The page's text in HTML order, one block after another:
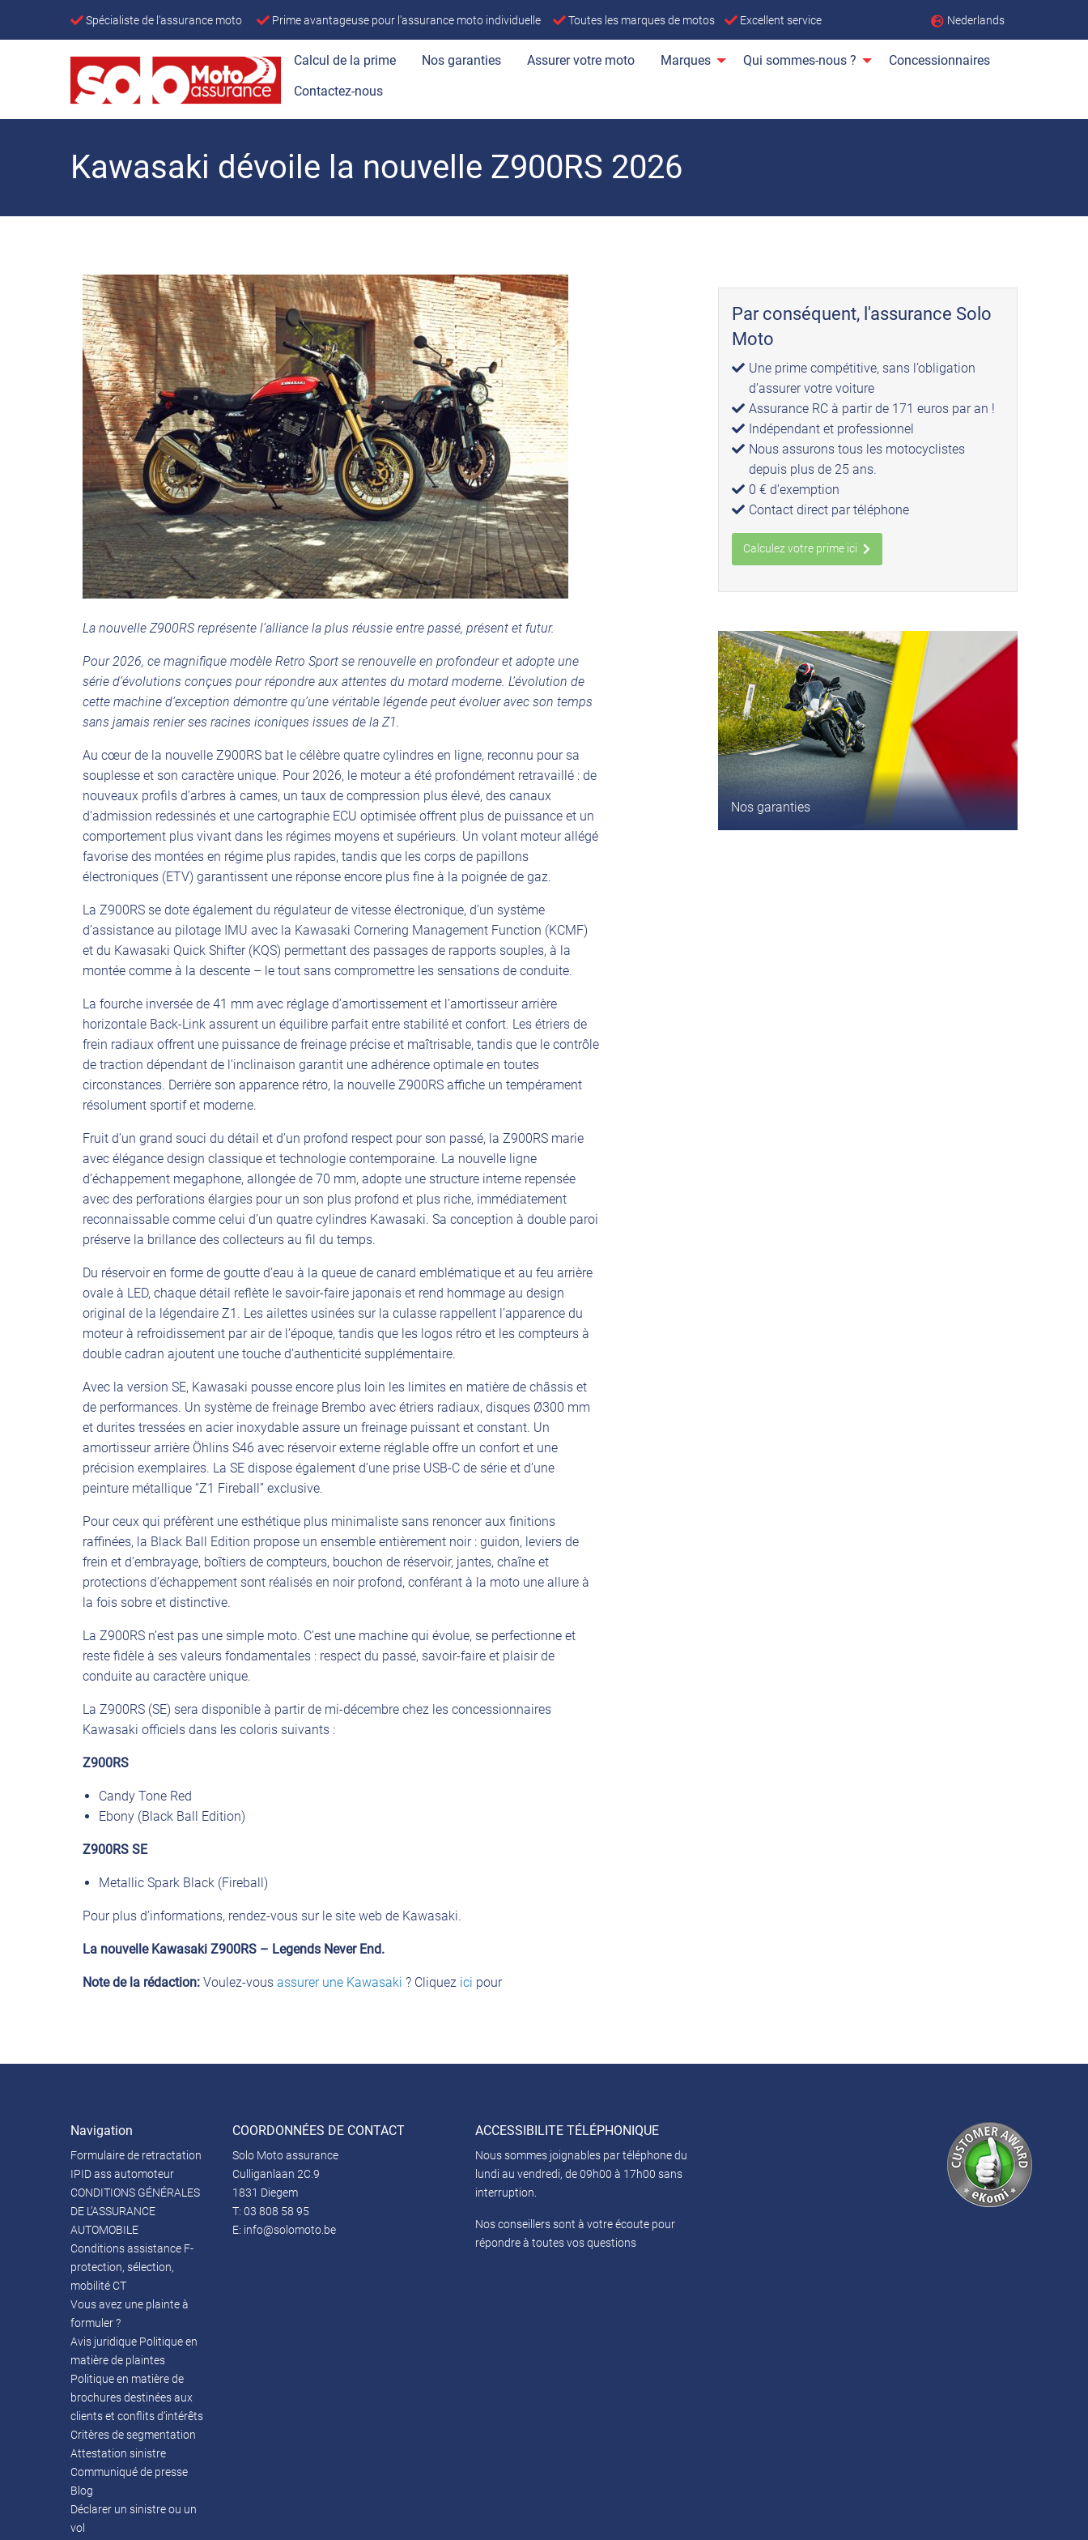
Spécialiste de l'assurance moto Prime avantageuse pour l'assurance moto individuelle Toutes les marques de motos Excellent service Nederlands
Calcul de la prime Nos garanties Assurer votre moto Marques Qui sommes-nous ? Concessionnaires
Contactez-nous
Kawasaki dévoile la nouvelle Z900RS 2026
La nouvelle Z900RS représente l’alliance la plus réussie entre passé, présent et futur.
Pour 2026, ce magnifique modèle Retro Sport se renouvelle en profondeur et adopte une
série d’évolutions conçues pour répondre aux attentes du motard moderne. L’évolution de
cette machine d’exception démontre qu’une véritable légende peut évoluer avec son temps
sans jamais renier ses racines iconiques issues de la Z1.
Au cœur de la nouvelle Z900RS bat le célèbre quatre cylindres en ligne, reconnu pour sa
souplesse et son caractère unique. Pour 2026, le moteur a été profondément retravaillé : de
nouveaux profils d’arbres à cames, un taux de compression plus élevé, des canaux
d’admission redessinés et une cartographie ECU optimisée offrent plus de puissance et un
comportement plus vivant dans les régimes moyens et supérieurs. Un volant moteur allégé
favorise des montées en régime plus rapides, tandis que les corps de papillons
électroniques (ETV) garantissent une réponse encore plus fine à la poignée de gaz.
La Z900RS se dote également du régulateur de vitesse électronique, d’un système
d’assistance au pilotage IMU avec la Kawasaki Cornering Management Function (KCMF)
et du Kawasaki Quick Shifter (KQS) permettant des passages de rapports souples, à la
montée comme à la descente – le tout sans compromettre les sensations de conduite.
La fourche inversée de 41 mm avec réglage d’amortissement et l’amortisseur arrière
horizontale Back-Link assurent un équilibre parfait entre stabilité et confort. Les étriers de
frein radiaux offrent une puissance de freinage précise et maîtrisable, tandis que le contrôle
de traction dépendant de l’inclinaison garantit une adhérence optimale en toutes
circonstances. Derrière son apparence rétro, la nouvelle Z900RS affiche un tempérament
résolument sportif et moderne.
Fruit d’un grand souci du détail et d’un profond respect pour son passé, la Z900RS marie
avec élégance design classique et technologie contemporaine. La nouvelle ligne
d’échappement megaphone, allongée de 70 mm, adopte une structure interne repensée
avec des perforations élargies pour un son plus profond et plus riche, immédiatement
reconnaissable comme celui d’un quatre cylindres Kawasaki. Sa conception à double paroi
préserve la brillance des collecteurs au fil du temps.
Du réservoir en forme de goutte d’eau à la queue de canard emblématique et au feu arrière
ovale à LED, chaque détail reflète le savoir-faire japonais et rend hommage au design
original de la légendaire Z1. Les ailettes usinées sur la culasse rappellent l’apparence du
moteur à refroidissement par air de l’époque, tandis que les logos rétro et les compteurs à
double cadran ajoutent une touche d’authenticité supplémentaire.
Avec la version SE, Kawasaki pousse encore plus loin les limites en matière de châssis et
de performances. Un système de freinage Brembo avec étriers radiaux, disques Ø300 mm
et durites tressées en acier inoxydable assure un freinage puissant et constant. Un
amortisseur arrière Öhlins S46 avec réservoir externe réglable offre un confort et une
précision exemplaires. La SE dispose également d’une prise USB-C de série et d’une
peinture métallique “Z1 Fireball” exclusive.
Pour ceux qui préfèrent une esthétique plus minimaliste sans renoncer aux finitions
raffinées, la Black Ball Edition propose un ensemble entièrement noir : guidon, leviers de
frein et d’embrayage, boîtiers de compteurs, bouchon de réservoir, jantes, chaîne et
protections d’échappement sont réalisés en noir profond, conférant à la moto une allure à
la fois sobre et distinctive.
La Z900RS n’est pas une simple moto. C’est une machine qui évolue, se perfectionne et
reste fidèle à ses valeurs fondamentales : respect du passé, savoir-faire et plaisir de
conduite au caractère unique.
La Z900RS (SE) sera disponible à partir de mi-décembre chez les concessionnaires
Kawasaki officiels dans les coloris suivants :
Z900RS
Candy Tone Red
Ebony (Black Ball Edition)
Z900RS SE
Metallic Spark Black (Fireball)
Pour plus d’informations, rendez-vous sur le site web de Kawasaki.
La nouvelle Kawasaki Z900RS – Legends Never End.
Note de la rédaction: Voulez-vous assurer une Kawasaki ? Cliquez ici pour
Par conséquent, l'assurance Solo
Moto
Une prime compétitive, sans l’obligation
d’assurer votre voiture
Assurance RC à partir de 171 euros par an !
Indépendant et professionnel
Nous assurons tous les motocyclistes
depuis plus de 25 ans.
0 € d’exemption
Contact direct par téléphone
Calculez votre prime ici
Nos garanties
Navigation
Formulaire de retractation
IPID ass automoteur
CONDITIONS GÉNÉRALES
DE L’ASSURANCE
AUTOMOBILE
Conditions assistance F-
protection, sélection,
mobilité CT
Vous avez une plainte à
formuler ?
Avis juridique Politique en
matière de plaintes
Politique en matière de
brochures destinées aux
clients et conflits d’intérêts
Critères de segmentation
Attestation sinistre
Communiqué de presse
Blog
Déclarer un sinistre ou un
vol
COORDONNÉES DE CONTACT
Solo Moto assurance
Culliganlaan 2C.9
1831 Diegem
T: 03 808 58 95
E: info@solomoto.be
ACCESSIBILITE TÉLÉPHONIQUE
Nous sommes joignables par téléphone du
lundi au vendredi, de 09h00 à 17h00 sans
interruption.
Nos conseillers sont à votre écoute pour
répondre à toutes vos questions